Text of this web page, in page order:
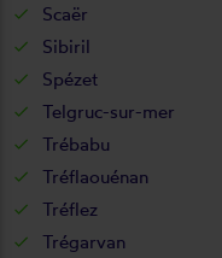
Scaër
Sibiril
Spézet
Telgruc-sur-mer
Trébabu
Tréflaouénan
Tréflez
Trégarvan